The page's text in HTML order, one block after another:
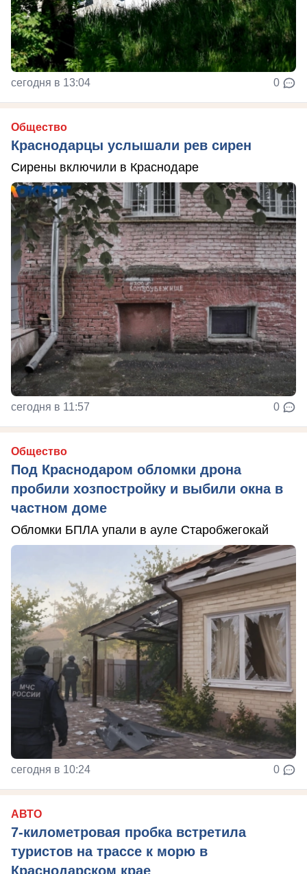
сегодня в 13:04 0
Общество
Краснодарцы услышали рев сирен
Сирены включили в Краснодаре
сегодня в 11:57 0
Общество
Под Краснодаром обломки дрона
пробили хозпостройку и выбили окна в
частном доме
Обломки БПЛА упали в ауле Старобжегокай
сегодня в 10:24 0
АВТО
7-километровая пробка встретила
туристов на трассе к морю в
Краснодарском крае